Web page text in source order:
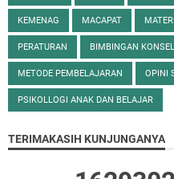
KEMENAG MACAPAT
PERATURAN BIMBINGAN
METODE PEMBELAJARAN OPINI
PSIKOLLOGI ANAK DAN BELAJAR
TERIMAKASIH KUNJUNGANYA